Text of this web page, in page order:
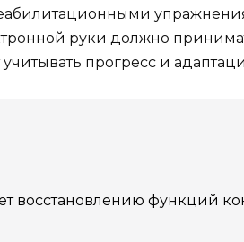
руки должно
прогресс и
восстановлению функций